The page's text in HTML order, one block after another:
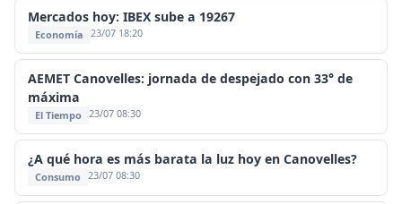
Mercados hoy: IBEX sube a 19267
Economía 23/07 18:20
AEMET Canovelles: jornada de despejado con 33° de
máxima
El Tiempo 23/07 08:30
¿A qué hora es más barata la luz hoy en Canovelles?
Consumo 23/07 08:30